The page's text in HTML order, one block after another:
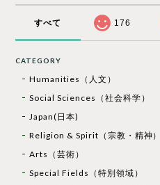
すべて 176
CATEGORY
Humanities（人文）
Social Sciences（社会科学）
Japan(日本)
Religion & Spirit（宗教・精神）
Arts（芸術）
Special Fields（特別領域）